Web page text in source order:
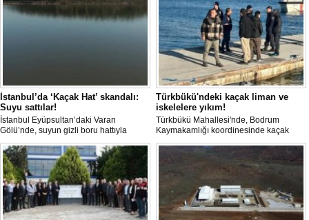
İstanbul’da ‘Kaçak Hat’ skandalı:
Suyu sattılar!
İstanbul Eyüpsultan’daki Varan
Gölü’nde, suyun gizli boru hattıyla
çekilip tankerlere aktarıldığı öne
sürüldü. Hattın izini süren vatandaşlar,
yaklaşık 3 kilometrelik kaçak düzenek
kurulduğunu iddia etti.
Türkbükü'ndeki kaçak liman ve
iskelelere yıkım!
Türkbükü Mahallesi'nde, Bodrum
Kaymakamlığı koordinesinde kaçak
liman ve iskelelere yönelik yıkım
çalışması başlatıldı.